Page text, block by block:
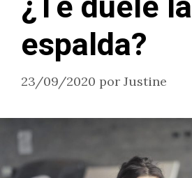
espalda?
23/09/2020 por Justine